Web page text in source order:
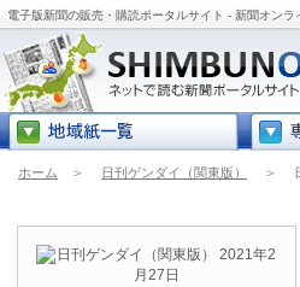
電子版新聞の販売・購読ポータルサイト - 新聞オンラ
ホーム ＞ 日刊ゲンダイ（関東版） ＞